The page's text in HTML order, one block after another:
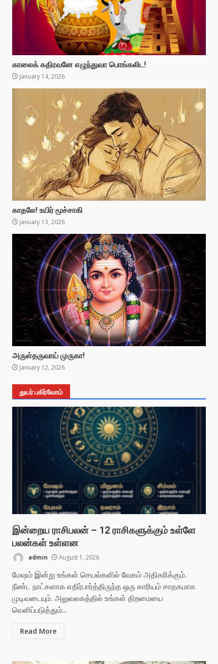
காலைக் கதிரவனே எழுந்துவா பொங்கலிட!
January 14, 2026
காதலே! உயிர் மூச்சாகி
January 13, 2026
அருள்தருவாய் முருகா!
January 12, 2026
துயர் பகிர்வோம்
இன்றைய ராசிபலன் – 12 ராசிகளுக்கும் உள்ளே
பலன்கள் உள்ளன
admin August 1, 2026
மேஷம் இன்று உங்கள் செயல்களில் வேகம் அதிகரிக்கும்.
நீண்ட நாட்களாக எதிர்பார்த்திருந்த ஒரு காரியம் சாதகமாக
முடிவடையும். அலுவலகத்தில் உங்கள் திறமையை
வெளிப்படுத்தும்...
Read More